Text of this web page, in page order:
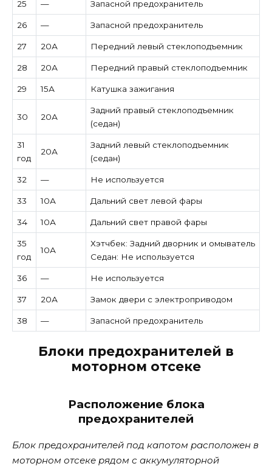
25 — Запасной предохранитель
26 — Запасной предохранитель
27 20А Передний левый стеклоподъемник
28 20А Передний правый стеклоподъемник
29 15А Катушка зажигания
30 20А
Задний правый стеклоподъемник
(седан)
31
год
20А
Задний левый стеклоподъемник
(седан)
32 — Не используется
33 10А Дальний свет левой фары
34 10А Дальний свет правой фары
35
год
10А
Хэтчбек: Задний дворник и омыватель
Седан: Не используется
36 — Не используется
37 20А Замок двери с электроприводом
38 — Запасной предохранитель
Блоки предохранителей в
моторном отсеке
Расположение блока
предохранителей
Блок предохранителей под капотом расположен в
моторном отсеке рядом с аккумуляторной